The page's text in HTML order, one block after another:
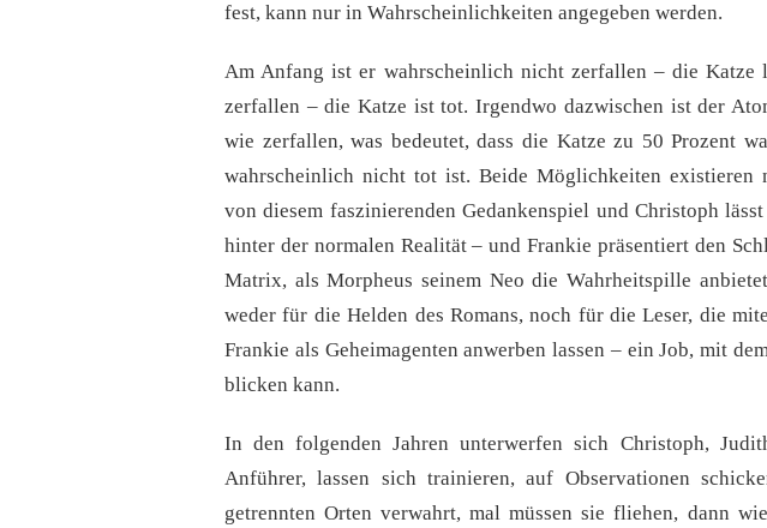
fest, kann nur in Wahrscheinlichkeiten angegeben werden.
Am Anfang ist er wahrscheinlich nicht zerfallen – die Katze
zerfallen – die Katze ist tot. Irgendwo dazwischen ist der
wie zerfallen, was bedeutet, dass die Katze zu 50 Prozent
wahrscheinlich nicht tot ist. Beide Möglichkeiten existieren
von diesem faszinierenden Gedankenspiel und Christoph
hinter der normalen Realität – und Frankie präsentiert den
Matrix, als Morpheus seinem Neo die Wahrheitspille
weder für die Helden des Romans, noch für die Leser, die
Frankie als Geheimagenten anwerben lassen – ein Job, mit
blicken kann.
In den folgenden Jahren unterwerfen sich Christoph,
Anführer, lassen sich trainieren, auf Observationen
getrennten Orten verwahrt, mal müssen sie fliehen, dann